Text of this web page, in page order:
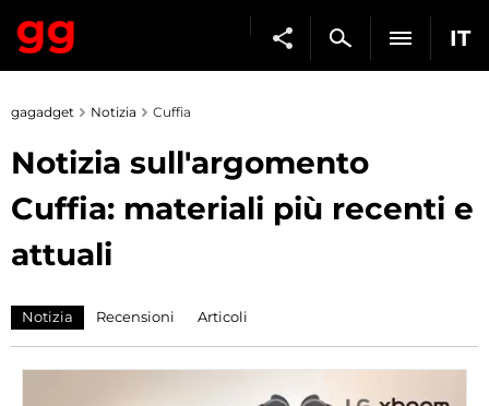
IT
gagadget Notizia Cuffia
Notizia sull'argomento
Cuffia: materiali più recenti e
attuali
Notizia Recensioni Articoli